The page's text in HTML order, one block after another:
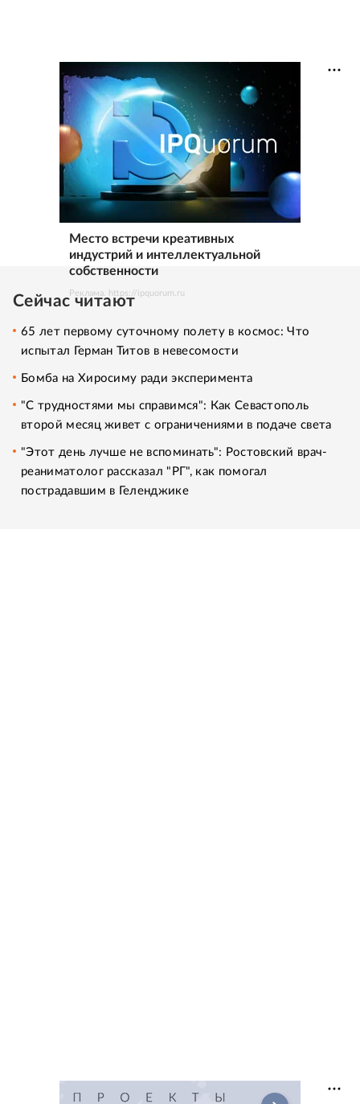
Место встречи креативных
индустрий и интеллектуальной
собственности
Реклама. https://ipquorum.ru
Сейчас читают
65 лет первому суточному полету в космос: Что
испытал Герман Титов в невесомости
Бомба на Хиросиму ради эксперимента
"С трудностями мы справимся": Как Севастополь
второй месяц живет с ограничениями в подаче света
"Этот день лучше не вспоминать": Ростовский врач-
реаниматолог рассказал "РГ", как помогал
пострадавшим в Геленджике